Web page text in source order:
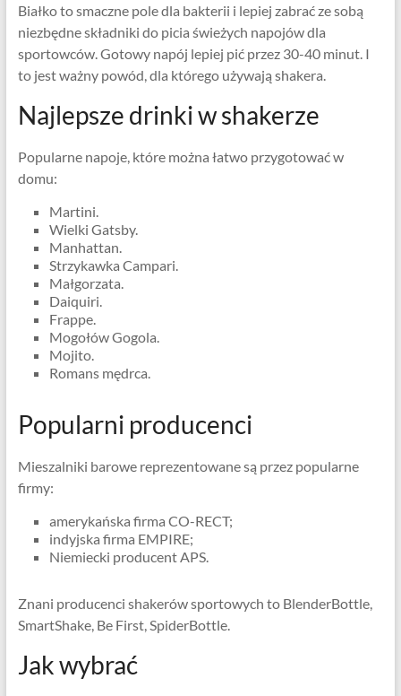
Białko to smaczne pole dla bakterii i lepiej zabrać ze sobą
niezbędne składniki do picia świeżych napojów dla
sportowców. Gotowy napój lepiej pić przez 30-40 minut. I
to jest ważny powód, dla którego używają shakera.
Najlepsze drinki w shakerze
Popularne napoje, które można łatwo przygotować w
domu:
Martini.
Wielki Gatsby.
Manhattan.
Strzykawka Campari.
Małgorzata.
Daiquiri.
Frappe.
Mogołów Gogola.
Mojito.
Romans mędrca.
Popularni producenci
Mieszalniki barowe reprezentowane są przez popularne
firmy:
amerykańska firma CO-RECT;
indyjska firma EMPIRE;
Niemiecki producent APS.
Znani producenci shakerów sportowych to BlenderBottle,
SmartShake, Be First, SpiderBottle.
Jak wybrać